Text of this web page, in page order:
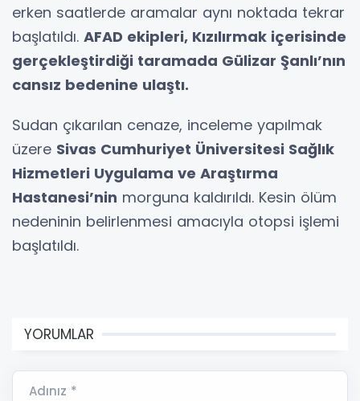
erken saatlerde aramalar aynı noktada tekrar
başlatıldı. AFAD ekipleri, Kızılırmak içerisinde
gerçekleştirdiği taramada Gülizar Şanlı’nın
cansız bedenine ulaştı.
Sudan çıkarılan cenaze, inceleme yapılmak
üzere Sivas Cumhuriyet Üniversitesi Sağlık
Hizmetleri Uygulama ve Araştırma
Hastanesi’nin morguna kaldırıldı. Kesin ölüm
nedeninin belirlenmesi amacıyla otopsi işlemi
başlatıldı.
YORUMLAR
Adınız *